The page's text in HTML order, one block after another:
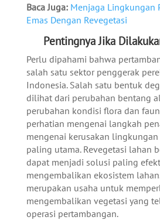
Baca Juga: Menjaga Lingkungan
Emas Dengan Revegetasi
Pentingnya Jika
Perlu dipahami bahwa
salah satu sektor penggerak
Indonesia. Salah satu bentuk
dilihat dari perubahan bentang
perubahan kondisi flora dan
perhatian mengenai langkah
mengenai kerusakan
paling utama. Revegetasi lahan
dapat menjadi solusi paling
mengembalikan ekosistem
merupakan usaha untuk
mengembalikan vegetasi yang
operasi pertambangan.